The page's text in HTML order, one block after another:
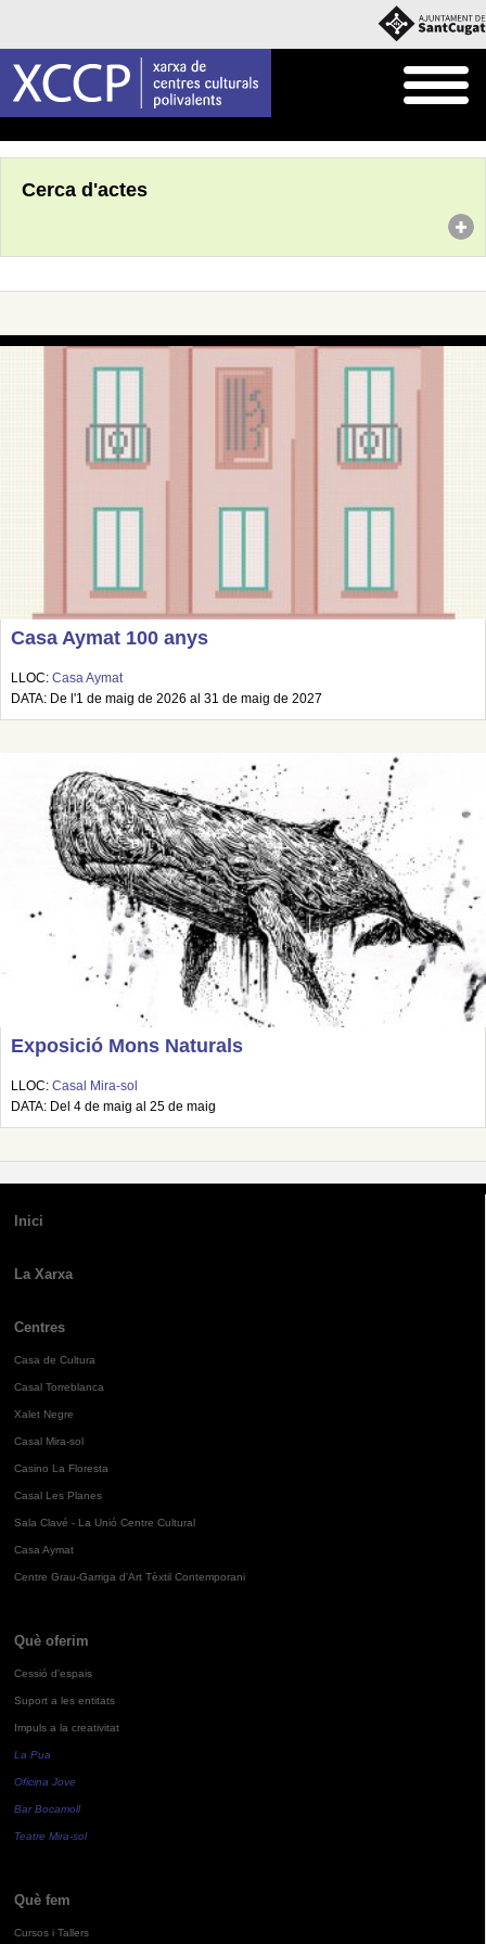
Cerca d'actes
Casa Aymat 100 anys
LLOC: Casa Aymat
DATA: De l'1 de maig de 2026 al 31 de maig de 2027
Exposició Mons Naturals
LLOC: Casal Mira-sol
DATA: Del 4 de maig al 25 de maig
Inici
La Xarxa
Centres
Casa de Cultura
Casal Torreblanca
Xalet Negre
Casal Mira-sol
Casino La Floresta
Casal Les Planes
Sala Clavé - La Unió Centre Cultural
Casa Aymat
Centre Grau-Garriga d'Art Tèxtil Contemporani
Què oferim
Cessió d'espais
Suport a les entitats
Impuls a la creativitat
La Pua
Oficina Jove
Bar Bocamoll
Teatre Mira-sol
Què fem
Cursos i Tallers